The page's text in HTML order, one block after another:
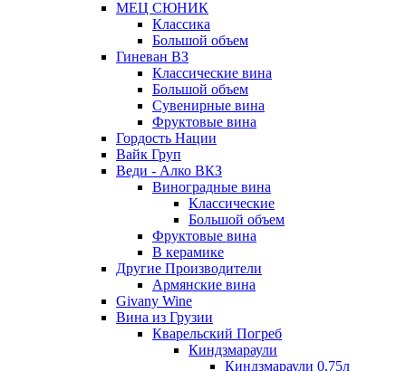
МЕЦ СЮНИК
Классика
Большой объем
Гиневан ВЗ
Классические вина
Большой объем
Сувенирные вина
Фруктовые вина
Гордость Нации
Вайк Груп
Веди - Алко ВКЗ
Виноградные вина
Классические
Большой объем
Фруктовые вина
В керамике
Другие Производители
Армянские вина
Givany Wine
Вина из Грузии
Кварельский Погреб
Киндзмараули
Киндзмараули 0,75л